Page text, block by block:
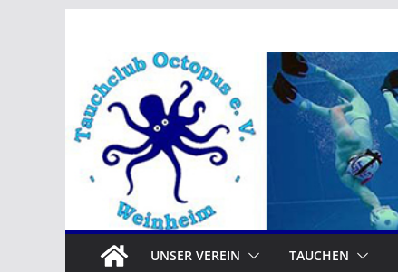
springen
UNSER VEREIN TAUCHEN